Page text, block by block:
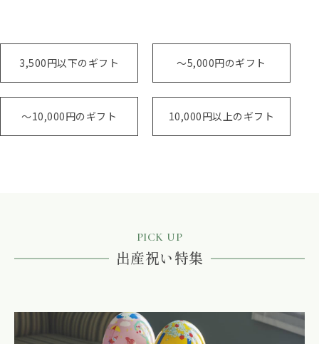
3,500円以下のギフト ～5,000円のギフト
～10,000円のギフト 10,000円以上のギフト
PICK UP
出産祝い特集